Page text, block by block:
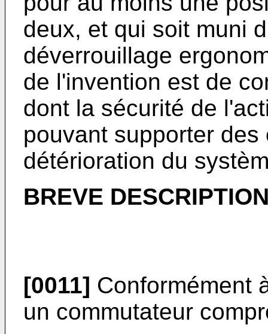
deux, et qui soit muni
déverrouillage
de l'invention est de
dont la sécurité de
pouvant supporter
détérioration du
BREVE
[0011] Conformément
un commutateur